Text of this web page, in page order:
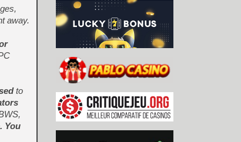
away.
to
You